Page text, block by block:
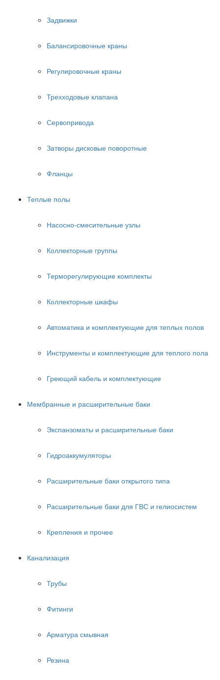
Задвижки
Балансировочные краны
Регулировочные краны
Трехходовые клапана
Сервопривода
Затворы дисковые поворотные
Фланцы
Теплые полы
Насосно-смесительные узлы
Коллекторные группы
Терморегулирующие комплекты
Коллекторные шкафы
Автоматика и комплектующие для теплых полов
Инструменты и комплектующие для теплого пола
Греющий кабель и комплектующие
Мембранные и расширительные баки
Экспанзоматы и расширительные баки
Гидроаккумуляторы
Расширительные баки открытого типа
Расширительные баки для ГВС и гелиосистем
Крепления и прочее
Канализация
Трубы
Фитинги
Арматура смывная
Резина